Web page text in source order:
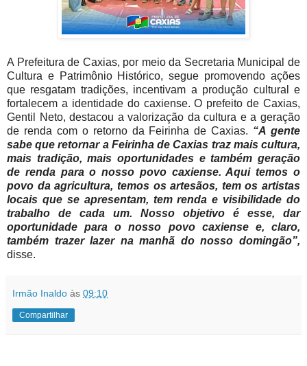
A Prefeitura de Caxias, por meio da Secretaria Municipal de
Cultura e Patrimônio Histórico, segue promovendo ações
que resgatam tradições, incentivam a produção cultural e
fortalecem a identidade do caxiense. O prefeito de Caxias,
Gentil Neto, destacou a valorização da cultura e a geração
de renda com o retorno da Feirinha de Caxias. “A gente
sabe que retornar a Feirinha de Caxias traz mais cultura,
mais tradição, mais oportunidades e também geração
de renda para o nosso povo caxiense. Aqui temos o
povo da agricultura, temos os artesãos, tem os artistas
locais que se apresentam, tem renda e visibilidade do
trabalho de cada um. Nosso objetivo é esse, dar
oportunidade para o nosso povo caxiense e, claro,
também trazer lazer na manhã do nosso domingão”,
disse.
Irmão Inaldo às 09:10
Compartilhar